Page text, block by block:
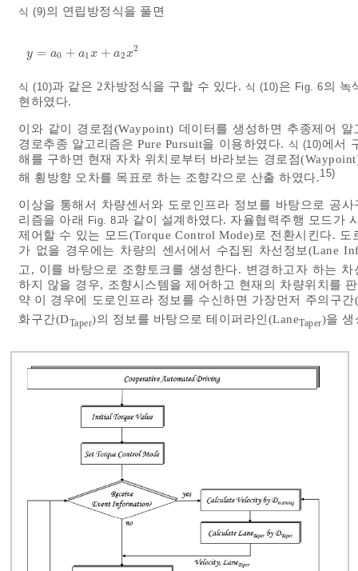
식 (9)의 연립방정식을 풀면
y = a0 + a1x + a2x2
y= a0 +a1 x+a2x2
식 (10)과 같은 2차방정식을 구할 수 있다. 식 (10)은 Fig. 6의 녹
현하였다.
이와 같이 경로점(Waypoint) 데이터를 생성하면 추종제어
경로추종 알고리즘은 Pure Pursuit을 이용하였다. 식 (10)에서
해를 구하면 현재 자차 위치로부터 바라보는 경로점
해 횡방향 오차를 목표로 하는 조향각으로 산출 하였다.15)
이상을 통해서 차량센서와 도로인프라 정보를 바탕으로 공
리즘을 아래
Fig. 8과 같이 설계하였다. 자율협력주행 모드가
제어할 수 있는 모드(Torque Control Mode)로 전환시킨다.
가 없을 경우에는 차량의 센서에서 수집된 차선정보(Lane
고, 이를 바탕으로 조향토크를 생성한다. 변경하고자 하는
하지 않을 경우, 조향시스템을 제어하고 현재의 차량위치를
약 이 경우에 도로인프라 정보를 수신하면 가장먼저 주의구간
화구간(DTaper)의 정보를 바탕으로 테이퍼라인(LaneTaper)을 생